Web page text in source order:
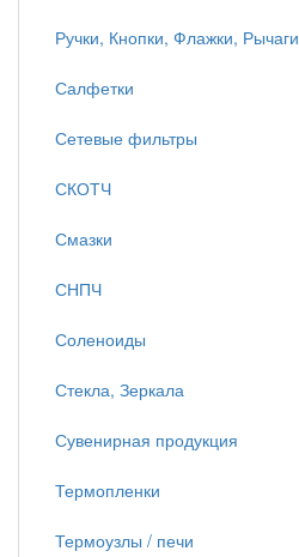
Ручки, Кнопки, Флажки, Рычаги
Салфетки
Сетевые фильтры
СКОТЧ
Смазки
СНПЧ
Соленоиды
Стекла, Зеркала
Сувенирная продукция
Термопленки
Термоузлы / печи